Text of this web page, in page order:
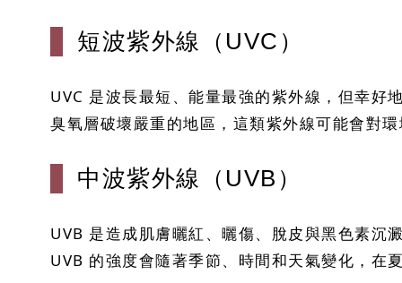
短波紫外線（UVC）
UVC 是波長最短、能量最強的紫外線，但幸好
臭氧層破壞嚴重的地區，這類紫外線可能會對
中波紫外線（UVB）
UVB 是造成肌膚曬紅、曬傷、脫皮與黑色素沉
UVB 的強度會隨著季節、時間和天氣變化，在